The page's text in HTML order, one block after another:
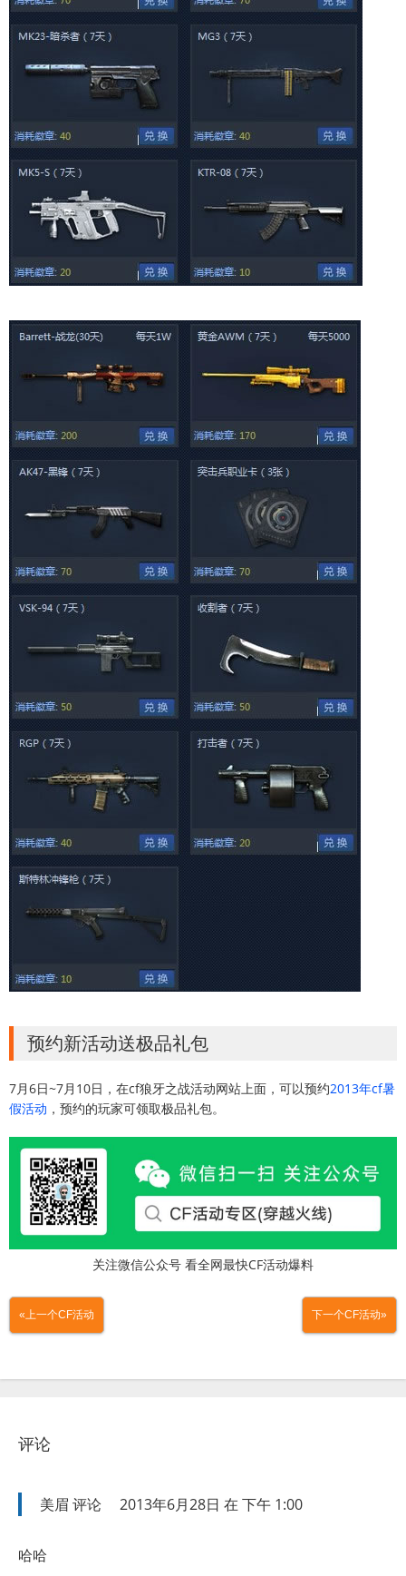
预约新活动送极品礼包
7月6日~7月10日，在cf狼牙之战活动网站上面，可以预约2013年cf暑
假活动 ，预约的玩家可领取极品礼包。
关注微信公众号 看全网最快CF活动爆料
«上一个CF活动 下一个CF活动»
评论
美眉 评论 2013年6月28日 在 下午 1:00
哈哈